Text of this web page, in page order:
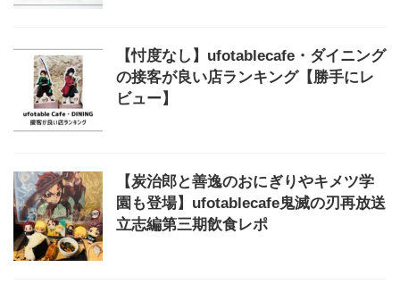
【忖度なし】ufotablecafe・ダイニング
の接客が良い店ランキング【勝手にレ
ビュー】
【炭治郎と善逸のおにぎりやキメツ学
園も登場】ufotablecafe鬼滅の刃再放送
立志編第三期飲食レポ